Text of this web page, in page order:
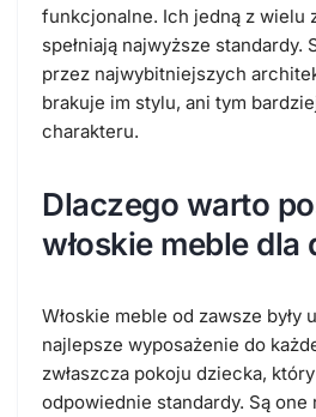
funkcjonalne. Ich jedną z wielu
spełniają najwyższe standardy.
przez najwybitniejszych
brakuje im stylu, ani tym
charakteru.
Dlaczego warto
włoskie meble dla
Włoskie meble od zawsze były
najlepsze wyposażenie do
zwłaszcza pokoju dziecka,
odpowiednie standardy. Są one